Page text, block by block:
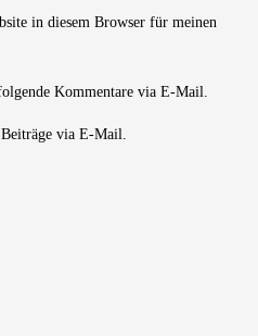
in diesem Browser für meinen
Kommentare via E-Mail.
via E-Mail.